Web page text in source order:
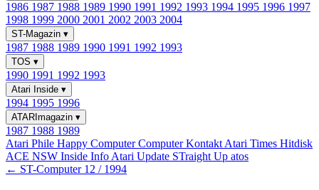
1986 1987 1988 1989 1990 1991 1992 1993 1994 1995 1996 1997
1998 1999 2000 2001 2002 2003 2004
ST-Magazin ▾
1987 1988 1989 1990 1991 1992 1993
TOS ▾
1990 1991 1992 1993
Atari Inside ▾
1994 1995 1996
ATARImagazin ▾
1987 1988 1989
Atari Phile Happy ComputerComputer Kontakt Atari Times Hitdisk
ACE NSW Inside Info Atari Update STraight Up atos
← ST-Computer 12 / 1994